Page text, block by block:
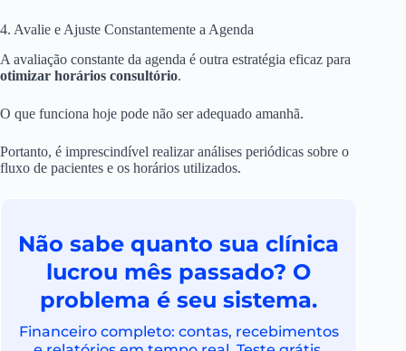
4. Avalie e Ajuste Constantemente a Agenda
A avaliação constante da agenda é outra estratégia eficaz para
otimizar horários consultório.
O que funciona hoje pode não ser adequado amanhã.
Portanto, é imprescindível realizar análises periódicas sobre o
fluxo de pacientes e os horários utilizados.
Não sabe quanto sua clínica
lucrou mês passado? O
problema é seu sistema.
Financeiro completo: contas, recebimentos